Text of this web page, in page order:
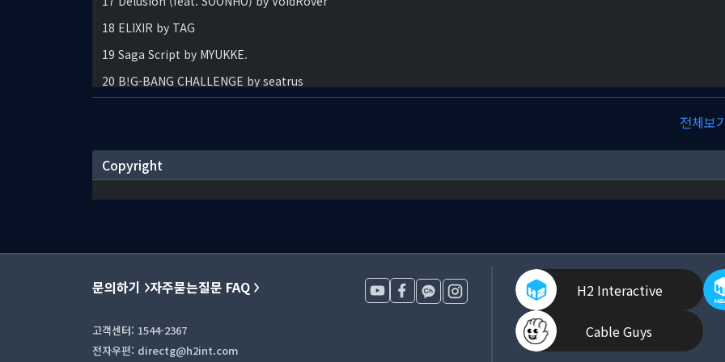
18 ELIXIR by TAG
19 Saga Script by MYUKKE.
20 B!G-BANG CHALLENGE by seatrus
전체보
Copyright
문의하기 자주묻는질문 FAQ
고객센터: 1544-2367
전자우편: directg@h2int.com
H2 Interactive
Cable Guys